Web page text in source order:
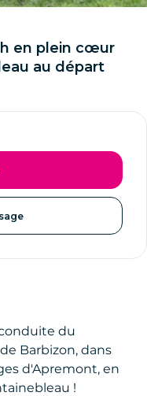
en plein cœur
au départ
du
Barbizon, dans
d'Apremont, en
!